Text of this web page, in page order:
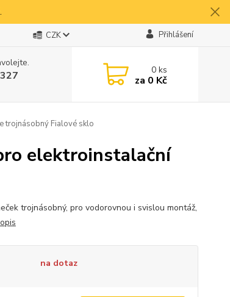
CZK Přihlášení
0ks
za 0 Kč
trojnásobný Fialové sklo
elektroinstalační
trojnásobný, pro vodorovnou i svislou montáž,
na dotaz